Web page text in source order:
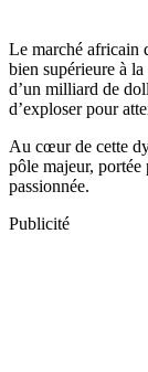
Le marché africain
bien supérieure à
d’un milliard de
d’exploser pour
Au cœur de cette
pôle majeur, portée
passionnée.
Publicité